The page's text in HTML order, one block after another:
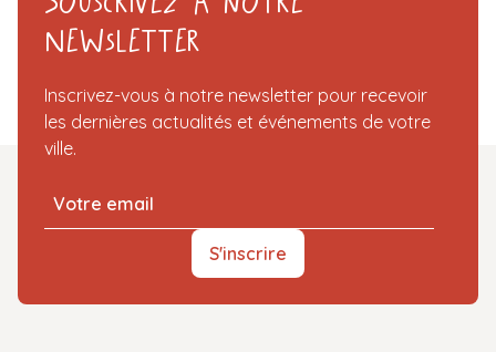
Newsletter
Inscrivez-vous à notre newsletter pour recevoir
les dernières actualités et événements de votre
ville.
S'inscrire